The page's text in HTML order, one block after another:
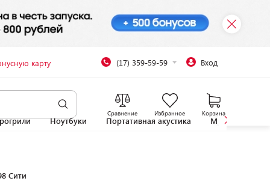
карту (17) 359-59-59 Вход
Сравнение Избранное Корзина
Ноутбуки Портативная акустика
Сити